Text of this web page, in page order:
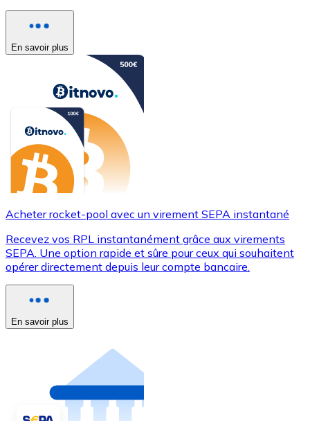
En savoir plus
Acheter rocket-pool avec un virement SEPA instantané
Recevez vos RPL instantanément grâce aux virements
SEPA. Une option rapide et sûre pour ceux qui souhaitent
opérer directement depuis leur compte bancaire.
En savoir plus